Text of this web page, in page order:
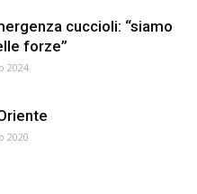
cuccioli: “siamo
forze”
2024
2020